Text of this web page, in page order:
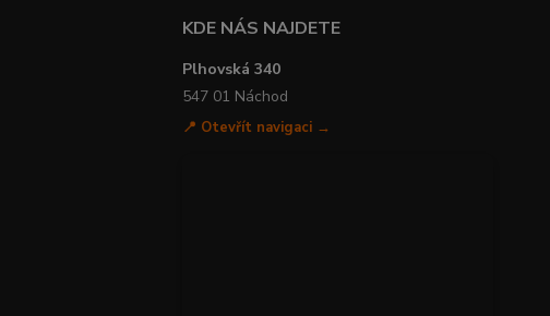
KDE NÁS NAJDETE
Plhovská 340
547 01 Náchod
📍 Otevřít navigaci →